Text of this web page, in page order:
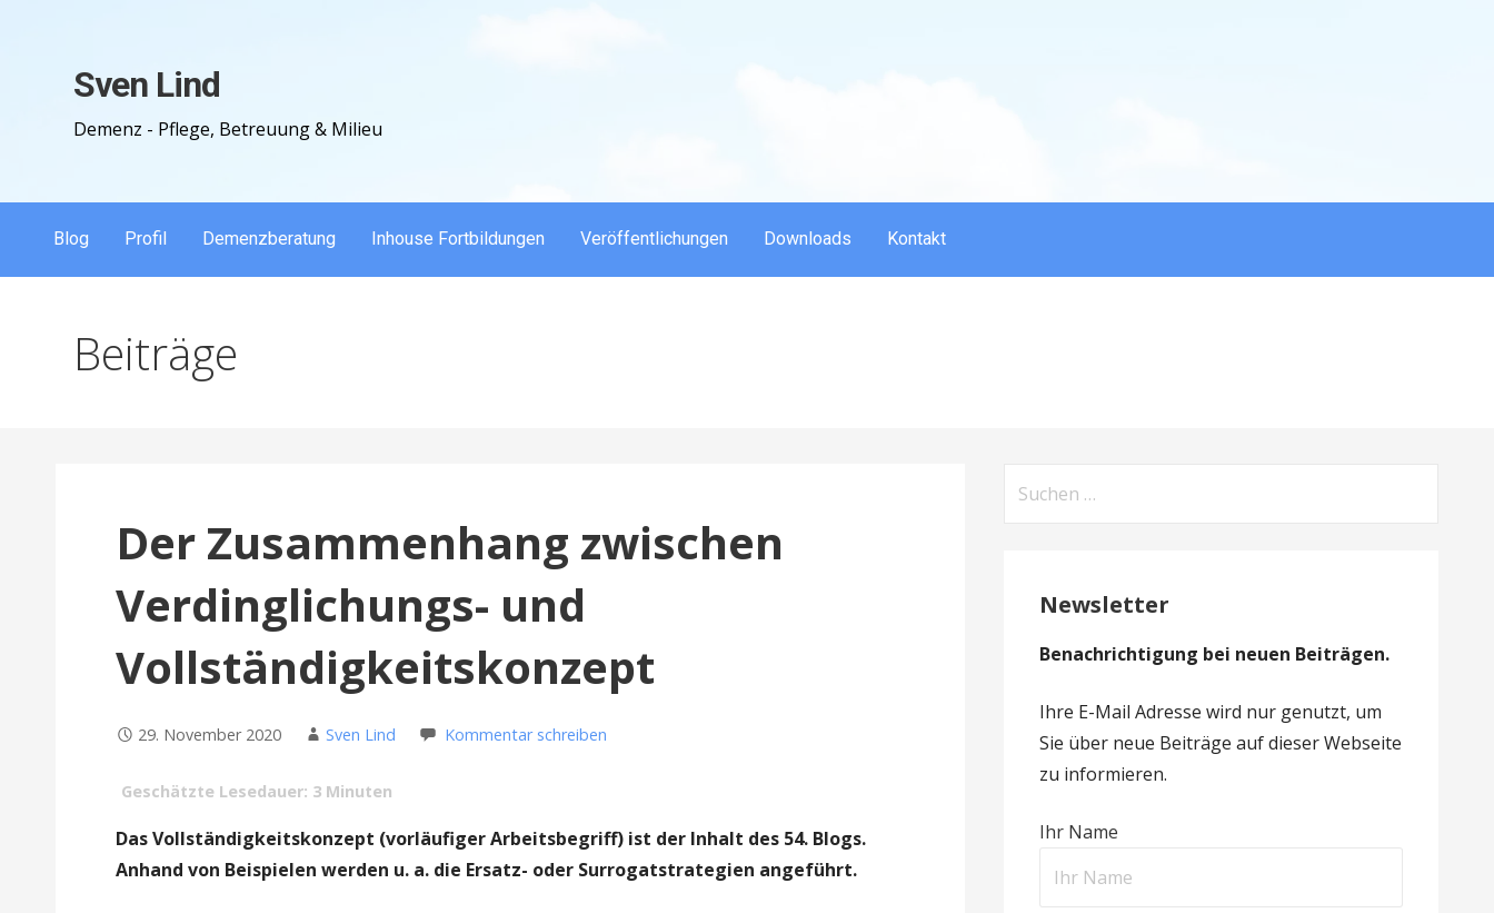
Sven Lind
Demenz - Pflege, Betreuung & Milieu
Blog Profil Demenzberatung Inhouse Fortbildungen Veröffentlichungen Downloads Kontakt
Beiträge
Der Zusammenhang zwischen
Verdinglichungs- und
Vollständigkeitskonzept
29. November 2020 Sven Lind Kommentar schreiben
Geschätzte Lesedauer: 3 Minuten
Das Vollständigkeitskonzept (vorläufiger Arbeitsbegriff) ist der Inhalt des 54. Blogs.
Anhand von Beispielen werden u. a. die Ersatz- oder Surrogatstrategien angeführt.
nach:
Newsletter
Benachrichtigung bei neuen Beiträgen.
Ihre E-Mail Adresse wird nur genutzt, um
Sie über neue Beiträge auf dieser Webseite
zu informieren.
Ihr Name